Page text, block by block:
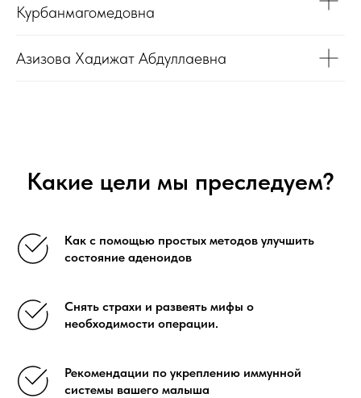
Курбанмагомедовна
Азизова Хадижат Абдуллаевна
Какие цели мы преследуем?
Как с помощью простых методов улучшить
состояние аденоидов
Снять страхи и развеять мифы о
необходимости операции.
Рекомендации по укреплению иммунной
системы вашего малыша